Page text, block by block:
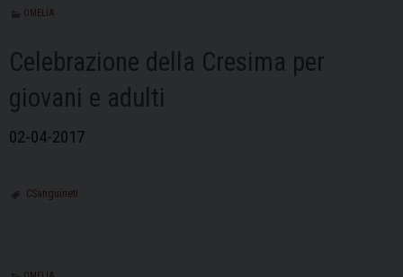
OMELIA
Celebrazione della Cresima per
giovani e adulti
02-04-2017
CSanguineti